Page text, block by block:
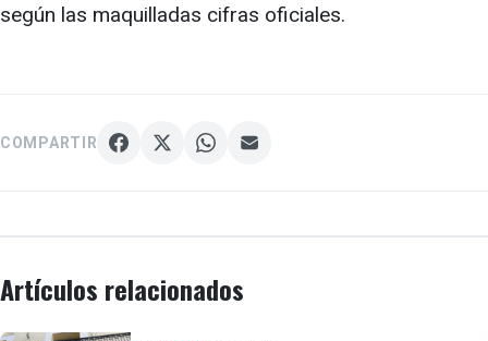
según las maquilladas cifras oficiales.
COMPARTIR
Artículos relacionados